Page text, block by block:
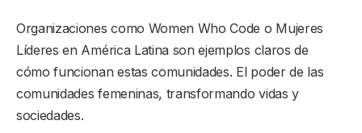
Organizaciones como Women Who Code o Mujeres
Líderes en América Latina son ejemplos claros de
cómo funcionan estas comunidades. El poder de las
comunidades femeninas, transformando vidas y
sociedades.